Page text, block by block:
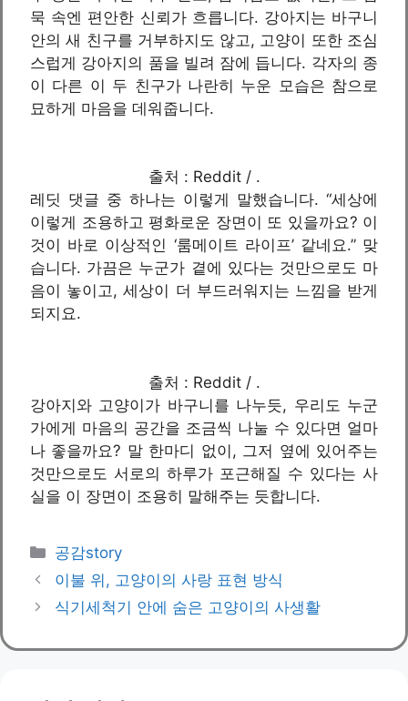
묵 속엔 편안한 신뢰가 흐릅니다. 강아지는 바구니
안의 새 친구를 거부하지도 않고, 고양이 또한 조심
스럽게 강아지의 품을 빌려 잠에 듭니다. 각자의 종
이 다른 이 두 친구가 나란히 누운 모습은 참으로
묘하게 마음을 데워줍니다.
출처 : Reddit / .
레딧 댓글 중 하나는 이렇게 말했습니다. “세상에
이렇게 조용하고 평화로운 장면이 또 있을까요? 이
것이 바로 이상적인 ‘룸메이트 라이프’ 같네요.” 맞
습니다. 가끔은 누군가 곁에 있다는 것만으로도 마
음이 놓이고, 세상이 더 부드러워지는 느낌을 받게
되지요.
출처 : Reddit / .
강아지와 고양이가 바구니를 나누듯, 우리도 누군
가에게 마음의 공간을 조금씩 나눌 수 있다면 얼마
나 좋을까요? 말 한마디 없이, 그저 옆에 있어주는
것만으로도 서로의 하루가 포근해질 수 있다는 사
실을 이 장면이 조용히 말해주는 듯합니다.
카
테
고
리
공감story
이불 위, 고양이의 사랑 표현 방식
식기세척기 안에 숨은 고양이의 사생활